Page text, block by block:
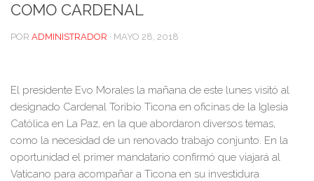
COMO CARDENAL
POR ADMINISTRADOR · MAYO 28, 2018
El presidente Evo Morales la mañana de este lunes visitó al
designado Cardenal Toribio Ticona en oficinas de la Iglesia
Católica en La Paz, en la que abordaron diversos temas,
como la necesidad de un renovado trabajo conjunto. En la
oportunidad el primer mandatario confirmó que viajará al
Vaticano para acompañar a Ticona en su investidura